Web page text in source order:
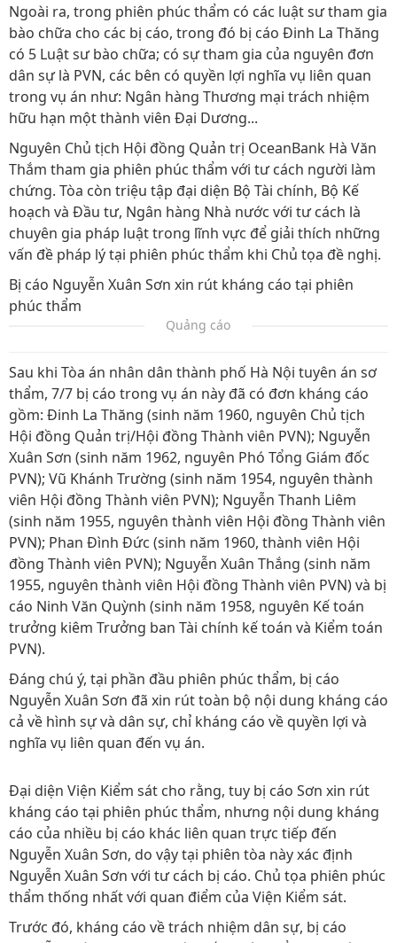
Ngoài ra, trong phiên phúc thẩm có các luật sư tham gia
bào chữa cho các bị cáo, trong đó bị cáo Đinh La Thăng
có 5 Luật sư bào chữa; có sự tham gia của nguyên đơn
dân sự là PVN, các bên có quyền lợi nghĩa vụ liên quan
trong vụ án như: Ngân hàng Thương mại trách nhiệm
hữu hạn một thành viên Đại Dương...
Nguyên Chủ tịch Hội đồng Quản trị OceanBank Hà Văn
Thắm tham gia phiên phúc thẩm với tư cách người làm
chứng. Tòa còn triệu tập đại diện Bộ Tài chính, Bộ Kế
hoạch và Đầu tư, Ngân hàng Nhà nước với tư cách là
chuyên gia pháp luật trong lĩnh vực để giải thích những
vấn đề pháp lý tại phiên phúc thẩm khi Chủ tọa đề nghị.
Bị cáo Nguyễn Xuân Sơn xin rút kháng cáo tại phiên
phúc thẩm
Quảng cáo
Sau khi Tòa án nhân dân thành phố Hà Nội tuyên án sơ
thẩm, 7/7 bị cáo trong vụ án này đã có đơn kháng cáo
gồm: Đinh La Thăng (sinh năm 1960, nguyên Chủ tịch
Hội đồng Quản trị/Hội đồng Thành viên PVN); Nguyễn
Xuân Sơn (sinh năm 1962, nguyên Phó Tổng Giám đốc
PVN); Vũ Khánh Trường (sinh năm 1954, nguyên thành
viên Hội đồng Thành viên PVN); Nguyễn Thanh Liêm
(sinh năm 1955, nguyên thành viên Hội đồng Thành viên
PVN); Phan Đình Đức (sinh năm 1960, thành viên Hội
đồng Thành viên PVN); Nguyễn Xuân Thắng (sinh năm
1955, nguyên thành viên Hội đồng Thành viên PVN) và bị
cáo Ninh Văn Quỳnh (sinh năm 1958, nguyên Kế toán
trưởng kiêm Trưởng ban Tài chính kế toán và Kiểm toán
PVN).
Đáng chú ý, tại phần đầu phiên phúc thẩm, bị cáo
Nguyễn Xuân Sơn đã xin rút toàn bộ nội dung kháng cáo
cả về hình sự và dân sự, chỉ kháng cáo về quyền lợi và
nghĩa vụ liên quan đến vụ án.
Đại diện Viện Kiểm sát cho rằng, tuy bị cáo Sơn xin rút
kháng cáo tại phiên phúc thẩm, nhưng nội dung kháng
cáo của nhiều bị cáo khác liên quan trực tiếp đến
Nguyễn Xuân Sơn, do vậy tại phiên tòa này xác định
Nguyễn Xuân Sơn với tư cách bị cáo. Chủ tọa phiên phúc
thẩm thống nhất với quan điểm của Viện Kiểm sát.
Trước đó, kháng cáo về trách nhiệm dân sự, bị cáo